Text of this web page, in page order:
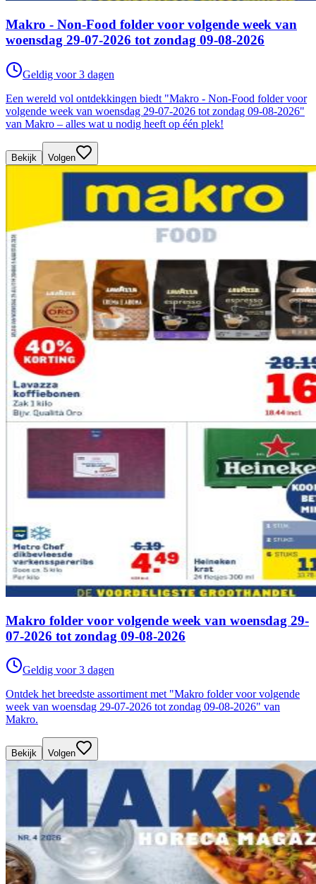
Makro - Non-Food folder voor volgende week van
woensdag 29-07-2026 tot zondag 09-08-2026
Geldig voor 3 dagen
Een wereld vol ontdekkingen biedt "Makro - Non-Food folder voor
volgende week van woensdag 29-07-2026 tot zondag 09-08-2026"
van Makro – alles wat u nodig heeft op één plek!
Bekijk Volgen
Makro folder voor volgende week van woensdag 29-
07-2026 tot zondag 09-08-2026
Geldig voor 3 dagen
Ontdek het breedste assortiment met "Makro folder voor volgende
week van woensdag 29-07-2026 tot zondag 09-08-2026" van
Makro.
Bekijk Volgen